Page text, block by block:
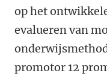
op het
evalueren van
promotor 12